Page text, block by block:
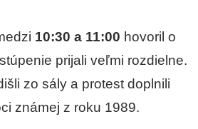
10:30 a 11:00 hovoril o
prijali veľmi rozdielne.
zo sály a protest doplnili
známej z roku 1989.